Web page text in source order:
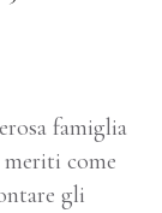
famiglia
come
gli